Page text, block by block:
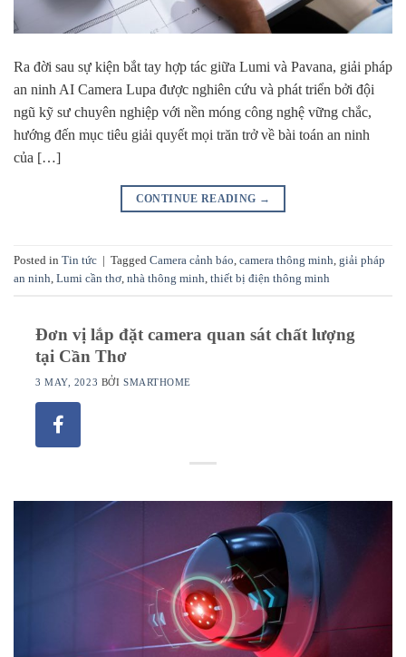
Ra đời sau sự kiện bắt tay hợp tác giữa Lumi và Pavana, giải pháp
an ninh AI Camera Lupa được nghiên cứu và phát triển bởi đội
ngũ kỹ sư chuyên nghiệp với nền móng công nghệ vững chắc,
hướng đến mục tiêu giải quyết mọi trăn trở về bài toán an ninh
của […]
CONTINUE READING →
Posted in Tin tức Tagged Camera cảnh báo, camera thông minh, giải pháp
an ninh, Lumi cần thơ, nhà thông minh, thiết bị điện thông minh
Đơn vị lắp đặt camera quan sát chất lượng
tại Cần Thơ
3 MAY, 2023 BỞI SMARTHOME